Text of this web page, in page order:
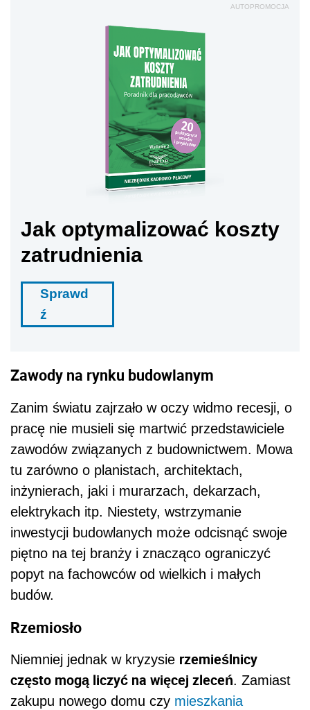
AUTOPROMOCJA
Jak optymalizować koszty
zatrudnienia
Sprawd
ź
Zawody na rynku budowlanym
Zanim światu zajrzało w oczy widmo recesji, o
pracę nie musieli się martwić przedstawiciele
zawodów związanych z budownictwem. Mowa
tu zarówno o planistach, architektach,
inżynierach, jaki i murarzach, dekarzach,
elektrykach itp. Niestety, wstrzymanie
inwestycji budowlanych może odcisnąć swoje
piętno na tej branży i znacząco ograniczyć
popyt na fachowców od wielkich i małych
budów.
Rzemiosło
Niemniej jednak w kryzysie rzemieślnicy
często mogą liczyć na więcej zleceń. Zamiast
zakupu nowego domu czy mieszkania